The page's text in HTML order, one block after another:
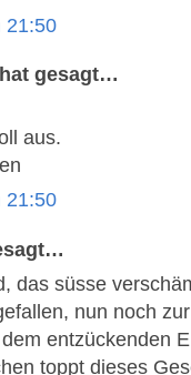
21:50
hat gesagt…
aus.
21:50
das süsse
nun noch
entzückenden
toppt dieses